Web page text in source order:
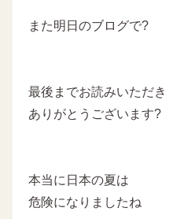
また明日のブログで?
最後までお読みいただき
ありがとうございます?
本当に日本の夏は
危険になりましたね